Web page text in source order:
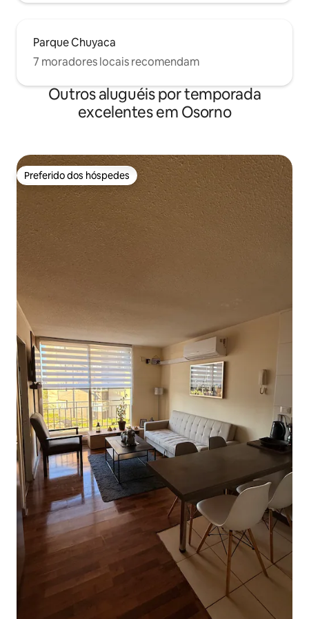
Parque Chuyaca
7 moradores locais recomendam
Outros aluguéis por temporada
excelentes em Osorno
Preferido dos hóspedes
Preferido dos hóspedes